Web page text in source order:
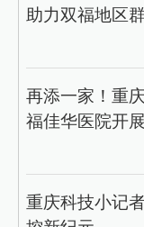
助力双福地区
再添一家！重
福佳华医院开
重庆科技小记